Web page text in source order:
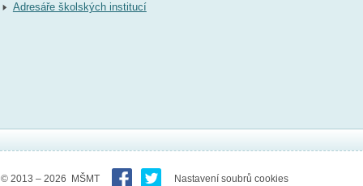
Adresáře školských institucí
© 2013 – 2026 MŠMT Nastavení soubrů cookies